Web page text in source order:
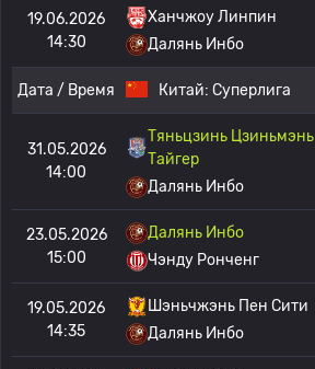
19.06.2026
14:30
Ханчжоу Линпин
Далянь Инбо
Дата / Время Китай: Суперлига
31.05.2026
14:00
Тяньцзинь Цзиньмэнь
Тайгер
Далянь Инбо
23.05.2026
15:00
Далянь Инбо
Чэнду Ронченг
19.05.2026
14:35
Шэньчжэнь Пен Сити
Далянь Инбо